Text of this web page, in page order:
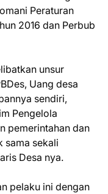
Peraturan
2016 dan Perbub
unsur
Uang desa
sendiri,
Pengelola
pemerintahan dan
sama sekali
Desa nya.
pelaku ini dengan